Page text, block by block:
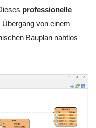
professionelle
von einem
Bauplan nahtlos